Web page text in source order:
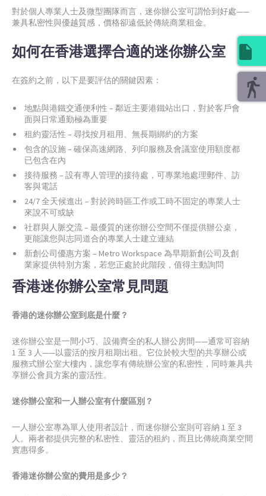
對於個人專業人士及微型團隊而言，迷你辦公室可謂恰到好處——
兼具私密性與優越質感，價格卻遠低於傳統商業租金。
如何在香港選擇合適的迷你辦公室
在簽約之前，以下是要評估的關鍵因素：
地點與港鐵交通便利性 – 鄰近主要港鐵站出口，對於客戶會
面與日常通勤極為重要
租約靈活性 – 尋找按月租用、無長期綁約的方案
包含的設施 – 確保高速網路、列印服務及會議室使用額度都
已包含在內
接待服務 – 設有專人管理的接待處，可專業地處理郵件、訪
客與電話
24/7 全天候進出 – 對於跨時區工作或工時不固定的專業人士
來說不可或缺
社群與人脈交流 – 最優質的迷你辦公空間不僅提供辦公桌，
更能讓您與志同道合的專業人士建立連結
新創公司優惠方案 – Metro Workspace 為早期新創公司及創
業家提供特別方案，若您正處於此階段，值得主動詢問
香港迷你辦公室常見問題
香港的迷你辦公室到底是什麼？
迷你辦公室是一間小巧、設備齊全的私人辦公房間——通常可容納
1 至 3 人——以靈活的按月租期出租。它位於較大型的共享辦公或
服務式辦公室大樓內，讓您享有傳統辦公室的私密性，同時兼具共
享辦公會員方案的靈活性。
迷你辦公室和一人辦公室有什麼區別？
一人辦公室專為單人使用者設計，而迷你辦公室則可容納 1 至 3
人。兩者都提供完整的私密性、靈活的租約，而且比傳統商業空間
實惠得多。
香港迷你辦公室的費用是多少？